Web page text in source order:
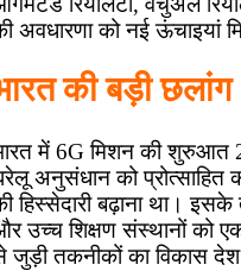
अवधारणा को नई ऊंचाइयां
की बड़ी छलांग
में 6G मिशन की शुरुआत
अनुसंधान को प्रोत्साहित
हिस्सेदारी बढ़ाना था।
उच्च शिक्षण संस्थानों को
जुड़ी तकनीकों का विकास देश